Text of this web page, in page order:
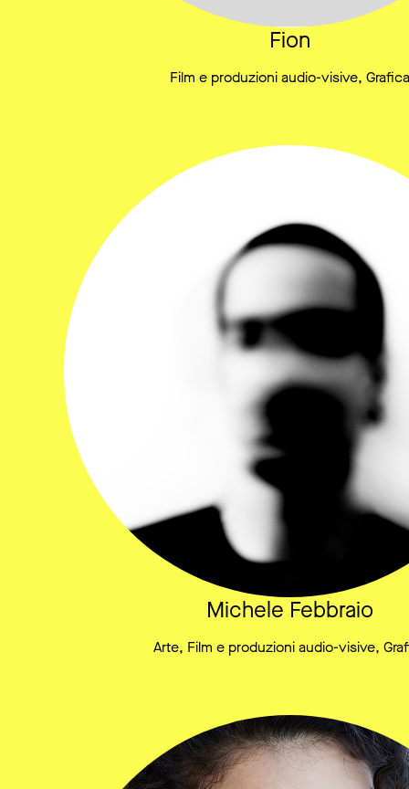
Fion
Film e produzioni audio-visive, Grafica
Michele Febbraio
Arte, Film e produzioni audio-visive,